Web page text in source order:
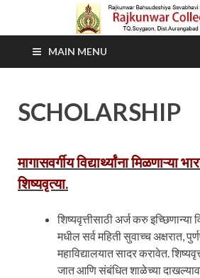
MAIN MENU
SCHOLARSHIP
मागासवर्गीय विद्यार्थ्यांना मिळणाऱ्या
शिष्यवृत्या.
शिष्यवृत्तीसाठी अर्ज करु इच्छिणान्या
मधील सर्व महिती सुवाच्च अक्षरात,
महाविद्यालयात सादर करावेत.
जात आणि संबंधित शाळेच्या